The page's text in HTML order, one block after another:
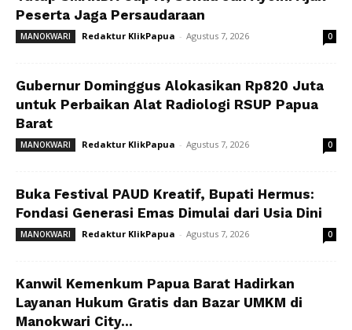
Peserta Jaga Persaudaraan
MANOKWARI Redaktur KlikPapua - Agustus 7, 2026 0
Gubernur Dominggus Alokasikan Rp820 Juta
untuk Perbaikan Alat Radiologi RSUP Papua
Barat
MANOKWARI Redaktur KlikPapua - Agustus 7, 2026 0
Buka Festival PAUD Kreatif, Bupati Hermus:
Fondasi Generasi Emas Dimulai dari Usia Dini
MANOKWARI Redaktur KlikPapua - Agustus 7, 2026 0
Kanwil Kemenkum Papua Barat Hadirkan
Layanan Hukum Gratis dan Bazar UMKM di
Manokwari City...